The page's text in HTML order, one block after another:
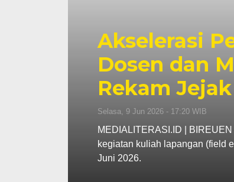
Akselerasi
Dosen dan
Rekam
Selasa, 9 Jun 2026 - 17:20 WIB
MEDIALITERASI.ID |
kegiatan kuliah lapangan (field
Juni 2026.